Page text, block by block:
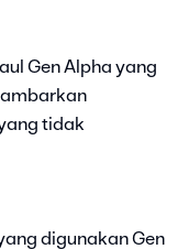
Gen Alpha yang
tidak
digunakan Gen